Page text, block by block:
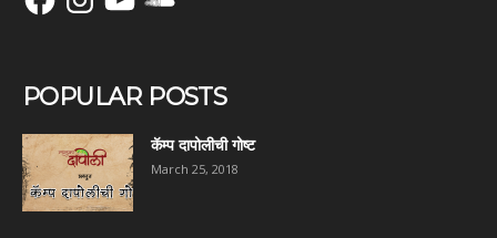
POPULAR POSTS
कॅम्प दापोलीची गोष्ट
March 25, 2018